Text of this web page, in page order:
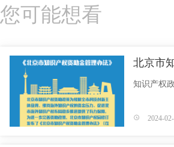
您可能想看
北京市
知识产权
2024-